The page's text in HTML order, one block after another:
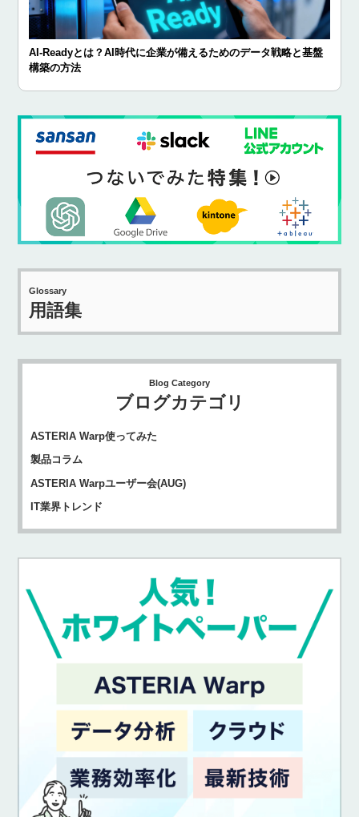
AI-Readyとは？AI時代に企業が備えるためのデータ戦略と基盤
構築の方法
Glossary
用語集
Blog Category
ブログカテゴリ
ASTERIA Warp使ってみた
製品コラム
ASTERIA Warpユーザー会(AUG)
IT業界トレンド